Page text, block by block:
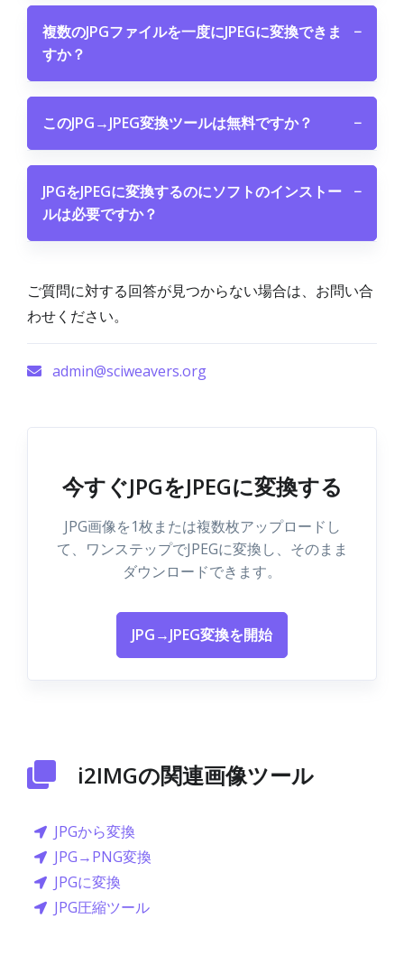
複数のJPGファイルを一度にJPEGに変換できま
すか？
−
このJPG→JPEG変換ツールは無料ですか？ −
JPGをJPEGに変換するのにソフトのインストー
ルは必要ですか？
−
ご質問に対する回答が見つからない場合は、お問い合
わせください。
admin@sciweavers.org
今すぐJPGをJPEGに変換する
JPG画像を1枚または複数枚アップロードし
て、ワンステップでJPEGに変換し、そのまま
ダウンロードできます。
JPG→JPEG変換を開始
i2IMGの関連画像ツール
JPGから変換
JPG→PNG変換
JPGに変換
JPG圧縮ツール